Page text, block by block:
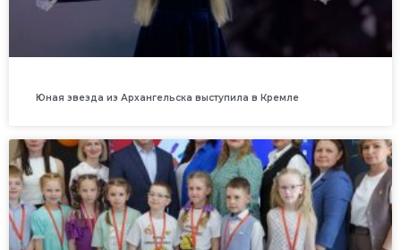
Юная звезда из Архангельска выступила в Кремле